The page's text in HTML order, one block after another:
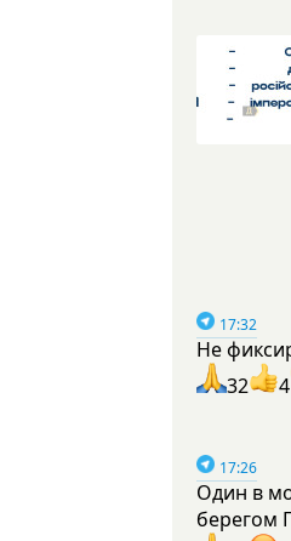
17:32
Не
32
4
17:26
Один в
берегом